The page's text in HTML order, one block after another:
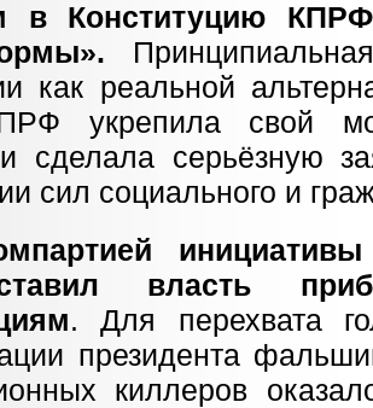
в Конституцию
как реальной
укрепила свой
и сделала серьёзную
сил социального и
власть
. Для перехвата
президента
киллеров